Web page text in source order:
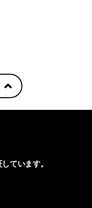
ています。